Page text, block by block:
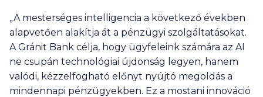
„A mesterséges intelligencia a következő években
alapvetően alakítja át a pénzügyi szolgáltatásokat.
A Gránit Bank célja, hogy ügyfeleink számára az AI
ne csupán technológiai újdonság legyen, hanem
valódi, kézzelfogható előnyt nyújtó megoldás a
mindennapi pénzügyekben. Ez a mostani innováció